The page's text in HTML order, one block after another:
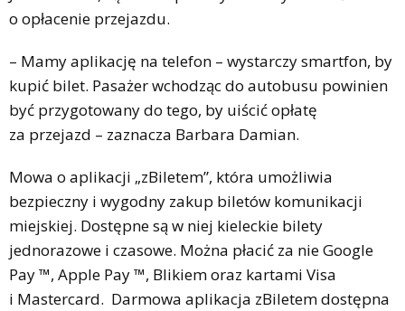
o opłacenie przejazdu.
– Mamy aplikację na telefon – wystarczy smartfon, by
kupić bilet. Pasażer wchodząc do autobusu powinien
być przygotowany do tego, by uiścić opłatę
za przejazd – zaznacza Barbara Damian.
Mowa o aplikacji „zBiletem”, która umożliwia
bezpieczny i wygodny zakup biletów komunikacji
miejskiej. Dostępne są w niej kieleckie bilety
jednorazowe i czasowe. Można płacić za nie Google
Pay ™, Apple Pay ™, Blikiem oraz kartami Visa
i Mastercard. Darmowa aplikacja zBiletem dostępna